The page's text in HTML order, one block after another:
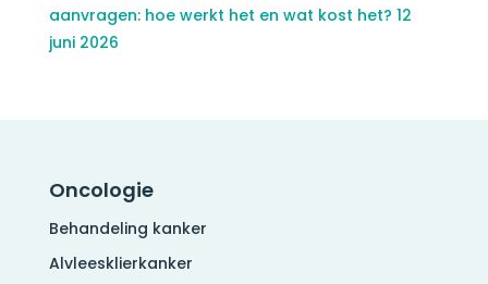
aanvragen: hoe werkt het en wat kost het? 12
juni 2026
Oncologie
Behandeling kanker
Alvleesklierkanker